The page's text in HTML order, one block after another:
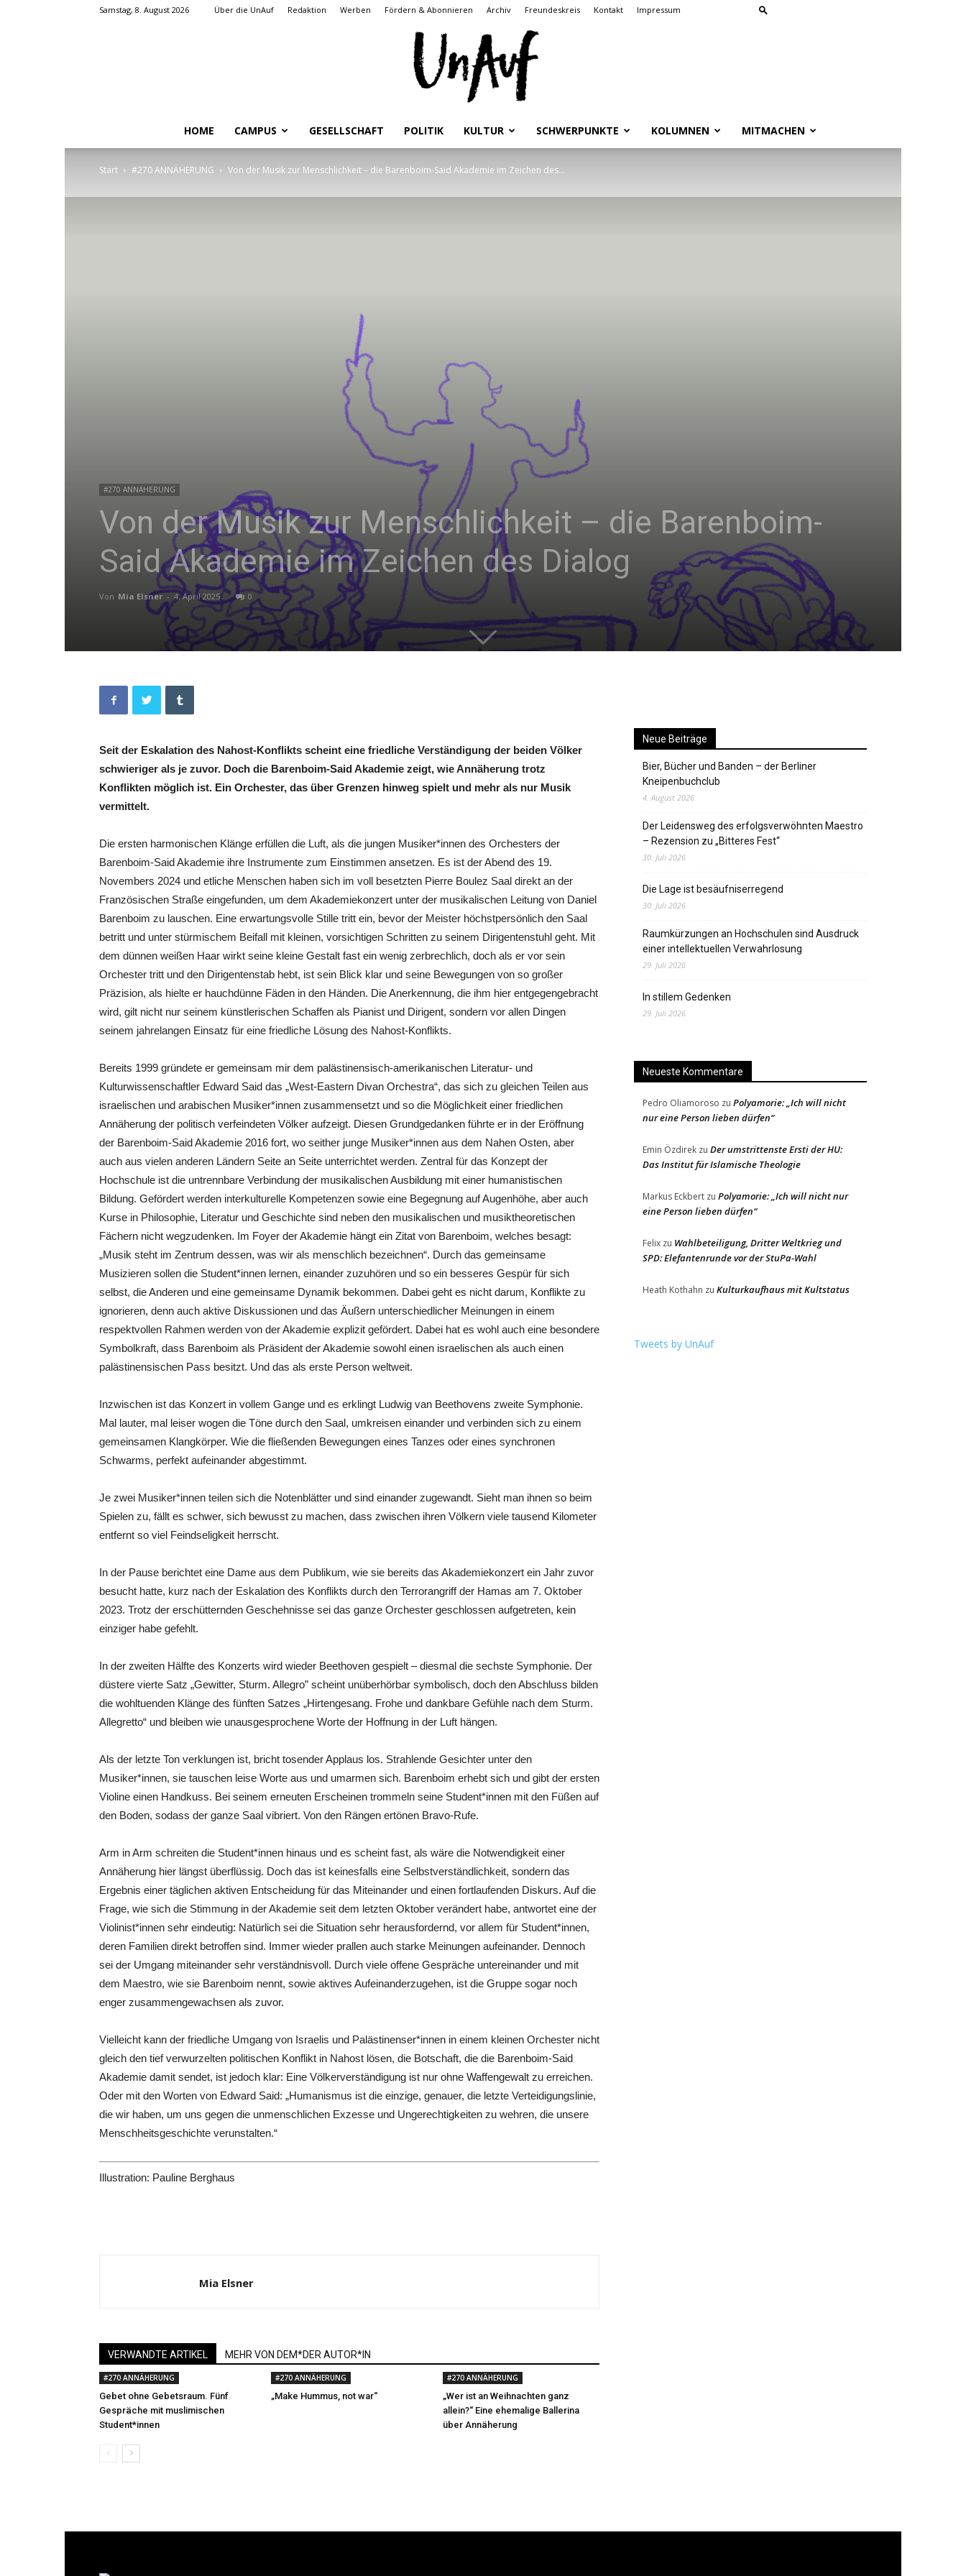
Samstag, 8. August 2026 Über die UnAuf Redaktion Werben Fördern & Abonnieren Archiv Freundeskreis Kontakt Impressum
Studierendenzeitung
der
HU
HOME CAMPUS GESELLSCHAFT POLITIK KULTUR SCHWERPUNKTE KOLUMNEN MITMACHEN
Start #270 ANNÄHERUNG Von der Musik zur Menschlichkeit – die Barenboim-Said Akademie im Zeichen des...
#270 ANNÄHERUNG
Von der Musik zur Menschlichkeit – die Barenboim-
Said Akademie im Zeichen des Dialog
Von Mia Elsner - 4. April 2025 0
Seit der Eskalation des Nahost-Konflikts scheint eine friedliche Verständigung der beiden Völker
schwieriger als je zuvor. Doch die Barenboim-Said Akademie zeigt, wie Annäherung trotz
Konflikten möglich ist. Ein Orchester, das über Grenzen hinweg spielt und mehr als nur Musik
vermittelt.
Die ersten harmonischen Klänge erfüllen die Luft, als die jungen Musiker*innen des Orchesters der
Barenboim-Said Akademie ihre Instrumente zum Einstimmen ansetzen. Es ist der Abend des 19.
Novembers 2024 und etliche Menschen haben sich im voll besetzten Pierre Boulez Saal direkt an der
Französischen Straße eingefunden, um dem Akademiekonzert unter der musikalischen Leitung von Daniel
Barenboim zu lauschen. Eine erwartungsvolle Stille tritt ein, bevor der Meister höchstpersönlich den Saal
betritt und unter stürmischem Beifall mit kleinen, vorsichtigen Schritten zu seinem Dirigentenstuhl geht. Mit
dem dünnen weißen Haar wirkt seine kleine Gestalt fast ein wenig zerbrechlich, doch als er vor sein
Orchester tritt und den Dirigentenstab hebt, ist sein Blick klar und seine Bewegungen von so großer
Präzision, als hielte er hauchdünne Fäden in den Händen. Die Anerkennung, die ihm hier entgegengebracht
wird, gilt nicht nur seinem künstlerischen Schaffen als Pianist und Dirigent, sondern vor allen Dingen
seinem jahrelangen Einsatz für eine friedliche Lösung des Nahost-Konflikts.
Bereits 1999 gründete er gemeinsam mir dem palästinensisch-amerikanischen Literatur- und
Kulturwissenschaftler Edward Said das „West-Eastern Divan Orchestra“, das sich zu gleichen Teilen aus
israelischen und arabischen Musiker*innen zusammensetzt und so die Möglichkeit einer friedlichen
Annäherung der politisch verfeindeten Völker aufzeigt. Diesen Grundgedanken führte er in der Eröffnung
der Barenboim-Said Akademie 2016 fort, wo seither junge Musiker*innen aus dem Nahen Osten, aber
auch aus vielen anderen Ländern Seite an Seite unterrichtet werden. Zentral für das Konzept der
Hochschule ist die untrennbare Verbindung der musikalischen Ausbildung mit einer humanistischen
Bildung. Gefördert werden interkulturelle Kompetenzen sowie eine Begegnung auf Augenhöhe, aber auch
Kurse in Philosophie, Literatur und Geschichte sind neben den musikalischen und musiktheoretischen
Fächern nicht wegzudenken. Im Foyer der Akademie hängt ein Zitat von Barenboim, welches besagt:
„Musik steht im Zentrum dessen, was wir als menschlich bezeichnen“. Durch das gemeinsame
Musizieren sollen die Student*innen lernen, einander zuzuhören und so ein besseres Gespür für sich
selbst, die Anderen und eine gemeinsame Dynamik bekommen. Dabei geht es nicht darum, Konflikte zu
ignorieren, denn auch aktive Diskussionen und das Äußern unterschiedlicher Meinungen in einem
respektvollen Rahmen werden von der Akademie explizit gefördert. Dabei hat es wohl auch eine besondere
Symbolkraft, dass Barenboim als Präsident der Akademie sowohl einen israelischen als auch einen
palästinensischen Pass besitzt. Und das als erste Person weltweit.
Inzwischen ist das Konzert in vollem Gange und es erklingt Ludwig van Beethovens zweite Symphonie.
Mal lauter, mal leiser wogen die Töne durch den Saal, umkreisen einander und verbinden sich zu einem
gemeinsamen Klangkörper. Wie die fließenden Bewegungen eines Tanzes oder eines synchronen
Schwarms, perfekt aufeinander abgestimmt.
Je zwei Musiker*innen teilen sich die Notenblätter und sind einander zugewandt. Sieht man ihnen so beim
Spielen zu, fällt es schwer, sich bewusst zu machen, dass zwischen ihren Völkern viele tausend Kilometer
entfernt so viel Feindseligkeit herrscht.
In der Pause berichtet eine Dame aus dem Publikum, wie sie bereits das Akademiekonzert ein Jahr zuvor
besucht hatte, kurz nach der Eskalation des Konflikts durch den Terrorangriff der Hamas am 7. Oktober
2023. Trotz der erschütternden Geschehnisse sei das ganze Orchester geschlossen aufgetreten, kein
einziger habe gefehlt.
In der zweiten Hälfte des Konzerts wird wieder Beethoven gespielt – diesmal die sechste Symphonie. Der
düstere vierte Satz „Gewitter, Sturm. Allegro” scheint unüberhörbar symbolisch, doch den Abschluss bilden
die wohltuenden Klänge des fünften Satzes „Hirtengesang. Frohe und dankbare Gefühle nach dem Sturm.
Allegretto“ und bleiben wie unausgesprochene Worte der Hoffnung in der Luft hängen.
Als der letzte Ton verklungen ist, bricht tosender Applaus los. Strahlende Gesichter unter den
Musiker*innen, sie tauschen leise Worte aus und umarmen sich. Barenboim erhebt sich und gibt der ersten
Violine einen Handkuss. Bei seinem erneuten Erscheinen trommeln seine Student*innen mit den Füßen auf
den Boden, sodass der ganze Saal vibriert. Von den Rängen ertönen Bravo-Rufe.
Arm in Arm schreiten die Student*innen hinaus und es scheint fast, als wäre die Notwendigkeit einer
Annäherung hier längst überflüssig. Doch das ist keinesfalls eine Selbstverständlichkeit, sondern das
Ergebnis einer täglichen aktiven Entscheidung für das Miteinander und einen fortlaufenden Diskurs. Auf die
Frage, wie sich die Stimmung in der Akademie seit dem letzten Oktober verändert habe, antwortet eine der
Violinist*innen sehr eindeutig: Natürlich sei die Situation sehr herausfordernd, vor allem für Student*innen,
deren Familien direkt betroffen sind. Immer wieder prallen auch starke Meinungen aufeinander. Dennoch
sei der Umgang miteinander sehr verständnisvoll. Durch viele offene Gespräche untereinander und mit
dem Maestro, wie sie Barenboim nennt, sowie aktives Aufeinanderzugehen, ist die Gruppe sogar noch
enger zusammengewachsen als zuvor.
Vielleicht kann der friedliche Umgang von Israelis und Palästinenser*innen in einem kleinen Orchester nicht
gleich den tief verwurzelten politischen Konflikt in Nahost lösen, die Botschaft, die die Barenboim-Said
Akademie damit sendet, ist jedoch klar: Eine Völkerverständigung ist nur ohne Waffengewalt zu erreichen.
Oder mit den Worten von Edward Said: „Humanismus ist die einzige, genauer, die letzte Verteidigungslinie,
die wir haben, um uns gegen die unmenschlichen Exzesse und Ungerechtigkeiten zu wehren, die unsere
Menschheitsgeschichte verunstalten.“
Illustration: Pauline Berghaus
Mia Elsner
VERWANDTE ARTIKEL MEHR VON DEM*DER AUTOR*IN
#270 ANNÄHERUNG
Gebet ohne Gebetsraum. Fünf
Gespräche mit muslimischen
Student*innen
#270 ANNÄHERUNG
„Make Hummus, not war“
#270 ANNÄHERUNG
„Wer ist an Weihnachten ganz
allein?“ Eine ehemalige Ballerina
über Annäherung
Neue Beiträge
Bier, Bücher und Banden – der Berliner
Kneipenbuchclub
4. August 2026
Der Leidensweg des erfolgsverwöhnten Maestro
– Rezension zu „Bitteres Fest“
30. Juli 2026
Die Lage ist besäufniserregend
30. Juli 2026
Raumkürzungen an Hochschulen sind Ausdruck
einer intellektuellen Verwahrlosung
29. Juli 2026
In stillem Gedenken
29. Juli 2026
Neueste Kommentare
Pedro Oliamoroso zu Polyamorie: „Ich will nicht
nur eine Person lieben dürfen“
Emin Özdirek zu Der umstrittenste Ersti der HU:
Das Institut für Islamische Theologie
Markus Eckbert zu Polyamorie: „Ich will nicht nur
eine Person lieben dürfen“
Felix zu Wahlbeteiligung, Dritter Weltkrieg und
SPD: Elefantenrunde vor der StuPa-Wahl
Heath Kothahn zu Kulturkaufhaus mit Kultstatus
Tweets by UnAuf